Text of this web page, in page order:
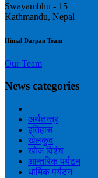
Swayambhu - 15
Kathmandu, Nepal
Himal Darpan Team
Our Team
News categories
अर्थतन्त्र
इतिहास
खेलकुद
खोज विशेष
आन्तरिक पर्यटन
धार्मिक पर्यटन